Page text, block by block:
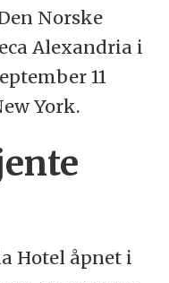
Norske
Alexandria i
11
York.
Hotel åpnet i